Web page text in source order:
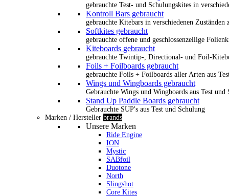
gebrauchte Test- und Schulungskites in
Kontroll Bars gebraucht
gebrauchte Kitebars in verschiedenen Zuständen
Softkites gebraucht
gebrauchte offene und geschlossenzellige
Kiteboards gebraucht
gebrauchte Twintip-, Directional- und Foil-
Foils + Foilboards gebraucht
gebrauchte Foils + Foilboards aller Arten aus
Wings und Wingboards gebraucht
Gebrauchte Wings und Wingboards aus Test und
Stand Up Paddle Boards gebraucht
Gebrauchte SUP's aus Test und Schulung
Marken / Hersteller brands
Unsere Marken
Ride Engine
ION
Mystic
SABfoil
Duotone
North
Slingshot
Core Kites